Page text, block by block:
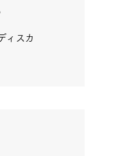
ィスカ